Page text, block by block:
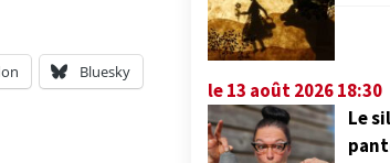
Bluesky
le 13 août 2026 18:30
Le